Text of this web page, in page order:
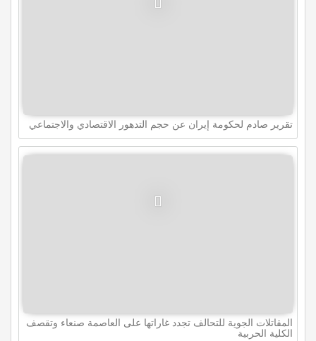
تقرير صادم لحكومة إيران عن حجم التدهور الاقتصادي والاجتماعي
المقاتلات الجوية للتحالف تجدد غاراتها على العاصمة صنعاء وتقصف
الكلية الحربية